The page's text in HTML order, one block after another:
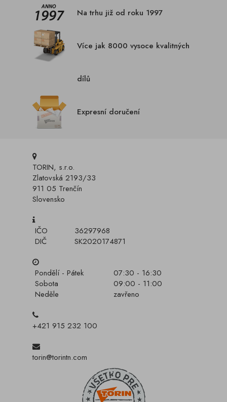
Na trhu již od roku 1997
Více jak 8000 vysoce kvalitných
dílů
Expresní doručení
TORIN, s.r.o.
Zlatovská 2193/33
911 05 Trenčín
Slovensko
IČO
36297968
DIČ
SK2020174871
Pondělí - Pátek
07:30 - 16:30
Sobota
09:00 - 11:00
Neděle
zavřeno
+421 915 232 100
torin@torintn.com